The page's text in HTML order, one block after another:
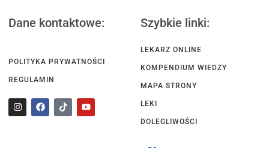
Dane kontaktowe:
POLITYKA PRYWATNOŚCI
REGULAMIN
Szybkie linki:
LEKARZ ONLINE
KOMPENDIUM WIEDZY
MAPA STRONY
LEKI
DOLEGLIWOŚCI